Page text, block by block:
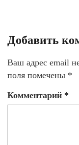
Добавить
Ваш адрес email
поля помечены *
Комментарий *